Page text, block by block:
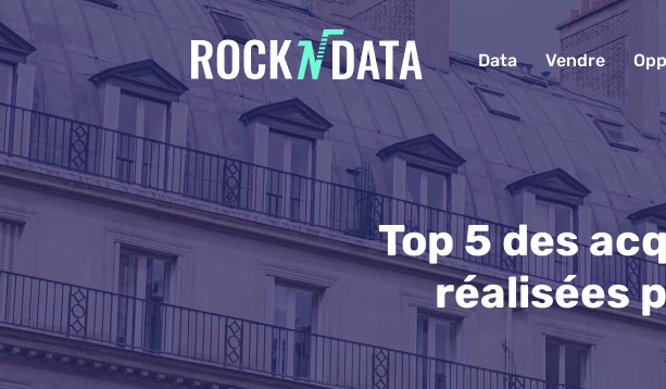
Data Vendre
Top 5 des
réalisées